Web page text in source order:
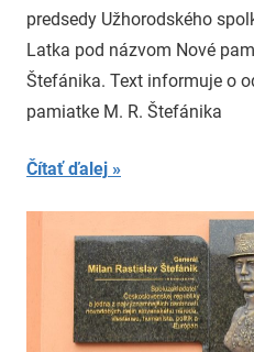
predsedy Užhorodského
Latka pod názvom Nové
Štefánika. Text informuje o
pamiatke M. R. Štefánika
Čítať ďalej